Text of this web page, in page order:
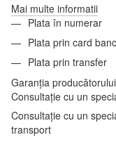
Mai multe informatii
Plata în numerar
Plata prin card
Plata prin transfer
Garanția
Consultație cu un
Consultație cu un
transport